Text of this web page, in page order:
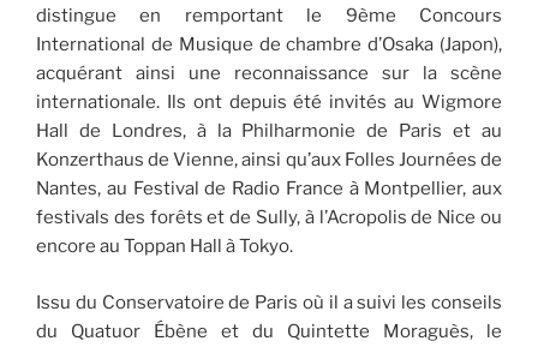
distingue en remportant le 9ème Concours
International de Musique de chambre d’Osaka (Japon),
acquérant ainsi une reconnaissance sur la scène
internationale. Ils ont depuis été invités au Wigmore
Hall de Londres, à la Philharmonie de Paris et au
Konzerthaus de Vienne, ainsi qu’aux Folles Journées de
Nantes, au Festival de Radio France à Montpellier, aux
festivals des forêts et de Sully, à l’Acropolis de Nice ou
encore au Toppan Hall à Tokyo.
Issu du Conservatoire de Paris où il a suivi les conseils
du Quatuor Ébène et du Quintette Moraguès, le